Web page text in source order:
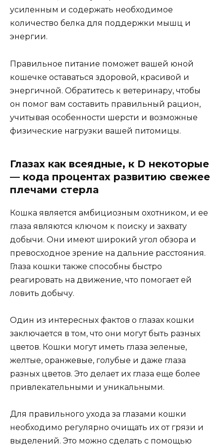
усиленным и содержать необходимое
количество белка для поддержки мышц и
энергии.
Правильное питание поможет вашей юной
кошечке оставаться здоровой, красивой и
энергичной. Обратитесь к ветеринару, чтобы
он помог вам составить правильный рацион,
учитывая особенности шерсти и возможные
физические нагрузки вашей питомицы.
Глазах как всеядные, к D некоторые
— кода процентах развитию свежее
плечами стерла
Кошка является амбициозным охотником, и ее
глаза являются ключом к поиску и захвату
добычи. Они имеют широкий угол обзора и
превосходное зрение на дальние расстояния.
Глаза кошки также способны быстро
реагировать на движение, что помогает ей
ловить добычу.
Один из интересных фактов о глазах кошки
заключается в том, что они могут быть разных
цветов. Кошки могут иметь глаза зеленые,
желтые, оранжевые, голубые и даже глаза
разных цветов. Это делает их глаза еще более
привлекательными и уникальными.
Для правильного ухода за глазами кошки
необходимо регулярно очищать их от грязи и
выделений. Это можно сделать с помощью